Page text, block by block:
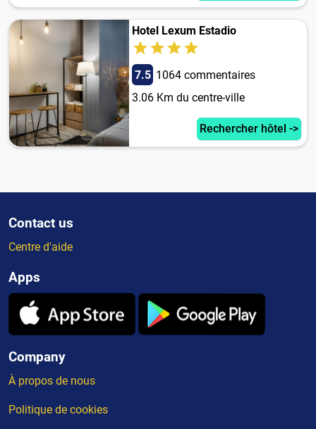
Hotel Lexum Estadio
7.5 1064 commentaires
3.06 Km du centre-ville
Rechercher hôtel ->
Contact us
Centre d'aide
Apps
Company
À propos de nous
Politique de cookies